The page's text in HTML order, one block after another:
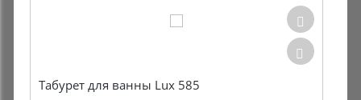
Табурет для ванны Lux 585